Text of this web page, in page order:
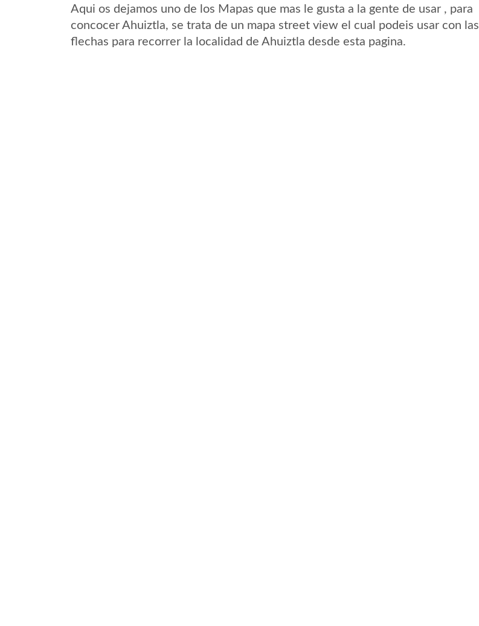
Aqui os dejamos uno de los Mapas que mas le gusta a la gente de usar , para
concocer Ahuiztla, se trata de un mapa street view el cual podeis usar con las
flechas para recorrer la localidad de Ahuiztla desde esta pagina.